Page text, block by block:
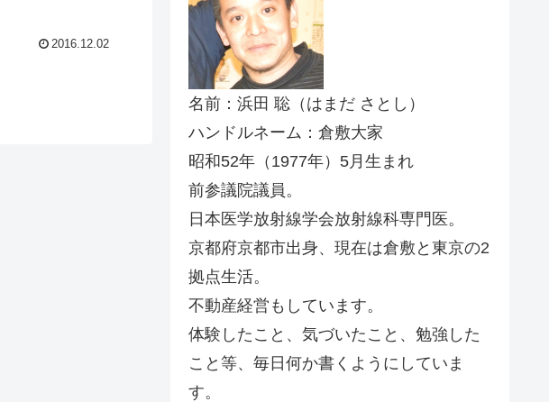
2016.12.02
名前：浜田 聡（はまだ さとし）
ハンドルネーム：倉敷大家
昭和52年（1977年）5月生まれ
前参議院議員。
日本医学放射線学会放射線科専門医。
京都府京都市出身、現在は倉敷と東京の2
拠点生活。
不動産経営もしています。
体験したこと、気づいたこと、勉強した
こと等、毎日何か書くようにしていま
す。